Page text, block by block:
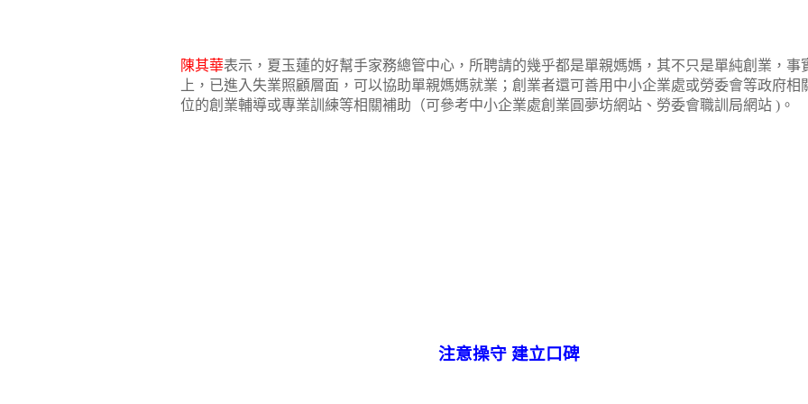
陳其華表示，夏玉蓮的好幫手家務總管中心，所聘請的幾乎都是單親媽媽，其不只是單純創業，事
上，已進入失業照顧層面，可以協助單親媽媽就業；創業者還可善用中小企業處或勞委會等政府相
位的創業輔導或專業訓練等相關補助（可參考中小企業處創業圓夢坊網站、勞委會職訓局網站)。
注意操守 建立口碑